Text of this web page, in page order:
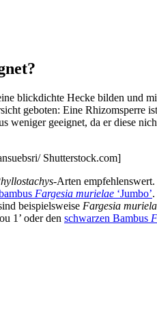
blickdichte Hecke bilden und
geboten: Eine Rhizomsperre
weniger geeignet, da er diese
Shutterstock.com]
-Arten empfehlenswert.
Fargesia murielae ‘Jumbo’
beispielsweise Fargesia
1’ oder den schwarzen Bambus